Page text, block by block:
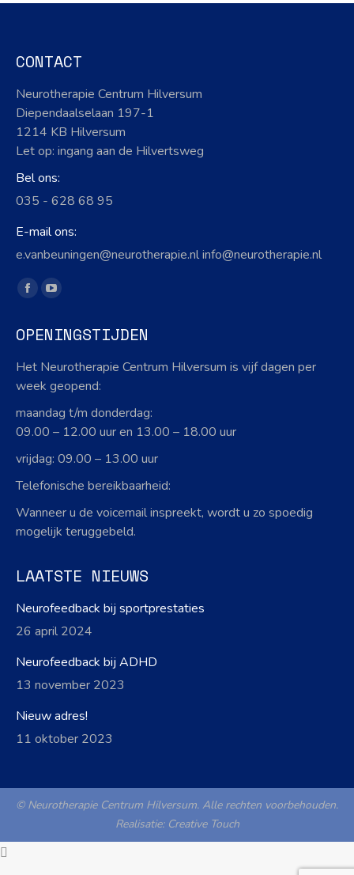
CONTACT
Neurotherapie Centrum Hilversum
Diependaalselaan 197-1
1214 KB Hilversum
Let op: ingang aan de Hilvertsweg
Bel ons:
035 - 628 68 95
E-mail ons:
e.vanbeuningen@neurotherapie.nl info@neurotherapie.nl
Vind ons op:
Facebook
opens
in
new
YouTube
opens
new
OPENINGSTIJDEN
Het Neurotherapie Centrum Hilversum is vijf dagen per
week geopend:
maandag t/m donderdag:
09.00 – 12.00 uur en 13.00 – 18.00 uur
vrijdag: 09.00 – 13.00 uur
Telefonische bereikbaarheid:
Wanneer u de voicemail inspreekt, wordt u zo spoedig
mogelijk teruggebeld.
LAATSTE NIEUWS
Neurofeedback bij sportprestaties
26 april 2024
Neurofeedback bij ADHD
13 november 2023
Nieuw adres!
11 oktober 2023
© Neurotherapie Centrum Hilversum. Alle rechten voorbehouden.
Realisatie: Creative Touch